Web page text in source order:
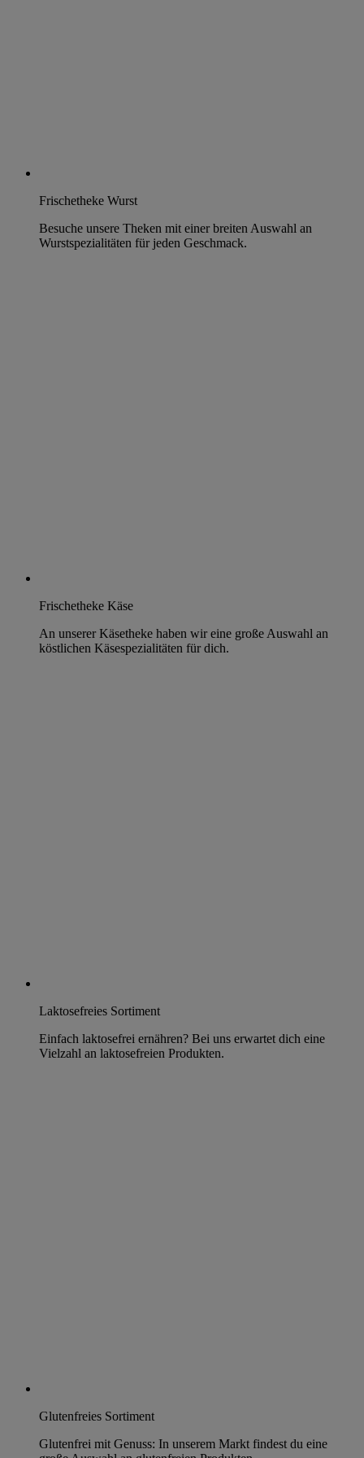
Frischetheke Wurst
Besuche unsere Theken mit einer breiten Auswahl an
Wurstspezialitäten für jeden Geschmack.
Frischetheke Käse
An unserer Käsetheke haben wir eine große Auswahl an
köstlichen Käsespezialitäten für dich.
Laktosefreies Sortiment
Einfach laktosefrei ernähren? Bei uns erwartet dich eine
Vielzahl an laktosefreien Produkten.
Glutenfreies Sortiment
Glutenfrei mit Genuss: In unserem Markt findest du eine